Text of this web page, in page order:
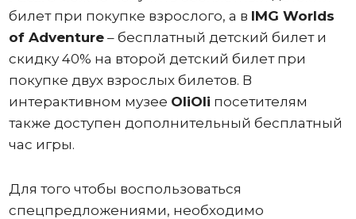
билет при покупке взрослого, а в IMG Worlds
of Adventure– бесплатный детский билет и
скидку 40% на второй детский билет при
покупке двух взрослых билетов. В
интерактивном музее OliOli посетителям
также доступен дополнительный бесплатный
час игры.
Для того чтобы воспользоваться
спецпредложениями, необходимо